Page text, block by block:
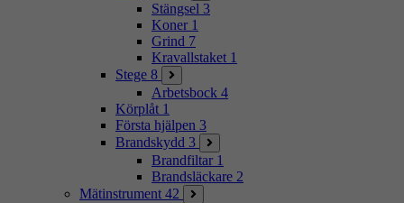
Stängsel 3
Koner 1
Grind 7
Kravallstaket 1
Stege 8
Arbetsbock 4
Körplåt 1
Första hjälpen 3
Brandskydd 3
Brandfiltar 1
Brandsläckare 2
Mätinstrument 42